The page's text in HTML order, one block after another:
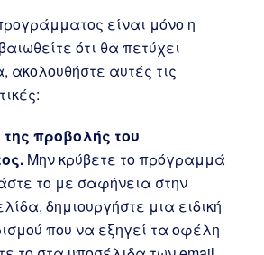
είναι μόνο η
ότι θα πετύχει
αυτές τις
προβολής του
Μην κρύβετε το πρόγραμμά
το με σαφήνεια στην
δημιουργήστε μια ειδική
που να εξηγεί τα οφέλη